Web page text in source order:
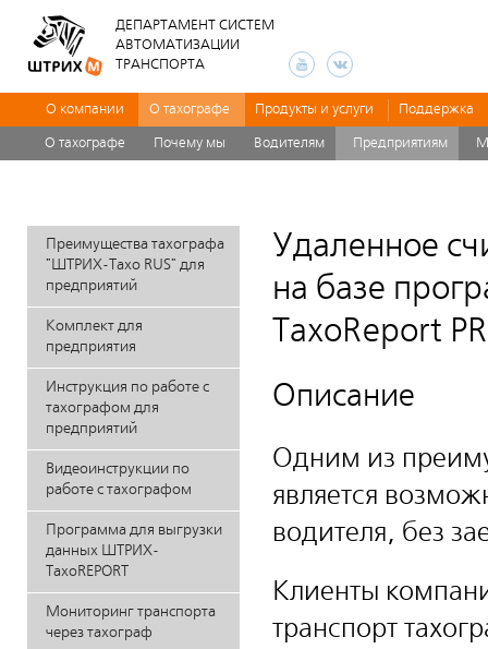
ДЕПАРТАМЕНТ СИСТЕМ
АВТОМАТИЗАЦИИ
ТРАНСПОРТА
О компании О тахографе Продукты и услуги Поддержка
О тахографе Почему мы Водителям Предприятиям
Преимущества тахографа
"ШТРИХ-Тахо RUS" для
предприятий
Комплект для
предприятия
Инструкция по работе с
тахографом для
предприятий
Видеоинструкции по
работе с тахографом
Программа для выгрузки
данных ШТРИХ-
ТахоREPORT
Мониторинг транспорта
через тахограф
Удаленное
на базе
ТахоReport
Описание
Одним из
является
водителя, без
Клиенты
транспорт